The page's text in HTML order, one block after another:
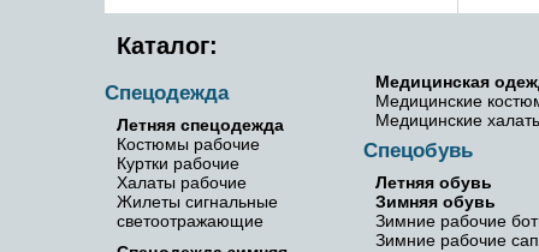
Каталог:
Спецодежда
Летняя спецодежда
Костюмы рабочие
Куртки рабочие
Халаты рабочие
Жилеты сигнальные
светоотражающие
Медицинская
Медицинские
Медицинские
Спецобувь
Летняя обувь
Зимняя обувь
Зимние рабочие
Зимние рабочие